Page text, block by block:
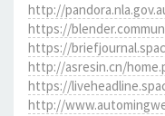
http://
https://
https://
http://asresin.cn/
https://
http://